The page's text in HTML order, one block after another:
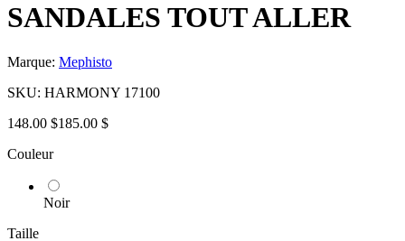
SANDALES TOUT ALLER
Marque: Mephisto
SKU: HARMONY 17100
148.00 $185.00 $
Couleur
Noir
Taille